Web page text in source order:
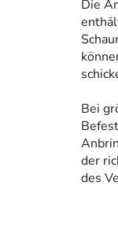
Die
Bei
der
des